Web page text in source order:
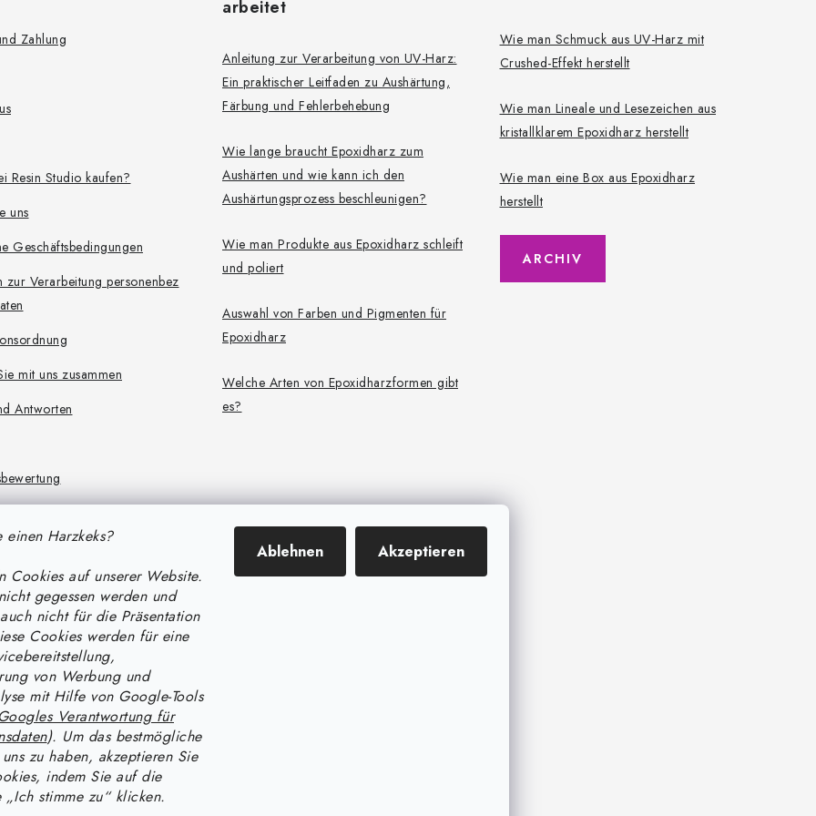
einen Harzkeks?
Cookies auf unserer Website.
gegessen werden und
nicht für die Präsentation
Cookies werden für eine
von Werbung und
mit Hilfe von Google-Tools
Verantwortung für
). Um das bestmögliche
zu haben, akzeptieren Sie
indem Sie auf die
stimme zu“ klicken.
Ablehnen Akzeptieren
Zahlung
Resin Studio kaufen?
uns
Geschäftsbedingungen
zur Verarbeitung personenbez
mit uns zusammen
Antworten
die Sortierung von Produktang
die Verarbeitung von Bewertun
Über Cookies
(CZ)
arbeitet
Anleitung zur Verarbeitung von UV-Harz:
Ein praktischer Leitfaden zu Aushärtung,
Färbung und Fehlerbehebung
Wie lange braucht Epoxidharz zum
Aushärten und wie kann ich den
Aushärtungsprozess beschleunigen?
Wie man Produkte aus Epoxidharz schleift
und poliert
Auswahl von Farben und Pigmenten für
Epoxidharz
Welche Arten von Epoxidharzformen gibt
es?
Wie man Schmuck aus UV-Harz mit
Crushed-Effekt herstellt
Wie man Lineale und Lesezeichen aus
kristallklarem Epoxidharz herstellt
Wie man eine Box aus Epoxidharz
herstellt
ARCHIV